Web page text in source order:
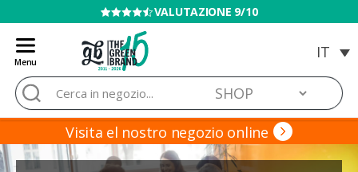
VENDITA VIETATA AI MINORI
Menu
Blog
de
Grow
Barato
Cerca:
Visita el nostro negozio online